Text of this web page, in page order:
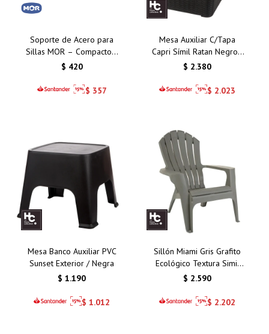
Soporte de Acero para
Sillas MOR – Compacto y
Funcional
$ 420
$ 357
Mesa Auxiliar C/Tapa
Capri Símil Ratan Negro -
Espacio para Guardado
$ 2.380
$ 2.023
Mesa Banco Auxiliar PVC
Sunset Exterior / Negra
$ 1.190
$ 1.012
Sillón Miami Gris Grafito
Ecológico Textura Simil
Madera
$ 2.590
$ 2.202